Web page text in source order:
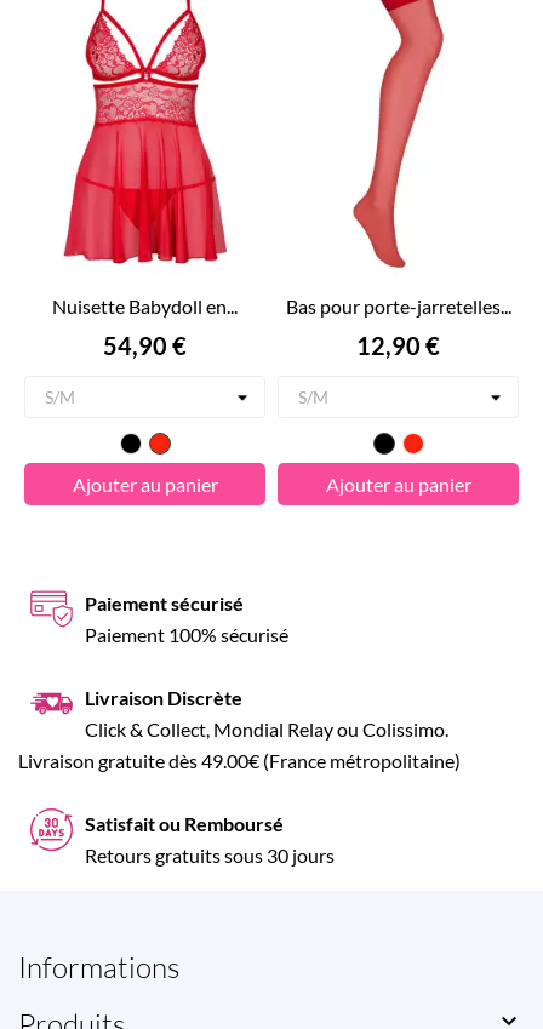
Nuisette Babydoll en...
Prix
54,90 €
NoirRouge
Ajouter au panier
Bas pour porte-jarretelles...
Prix
12,90 €
NoirRouge
Ajouter au panier
Paiement sécurisé
Paiement 100% sécurisé
Livraison Discrète
Click & Collect, Mondial Relay ou Colissimo.
Livraison gratuite dès 49.00€ (France métropolitaine)
Satisfait ou Remboursé
Retours gratuits sous 30 jours
Informations
